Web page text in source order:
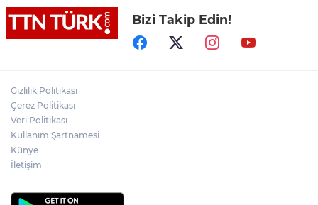
İran: "Umman ile Hürmüz Boğazı’ndaki
deniz ulaşım güzergahının coğrafi
Bizi Takip Edin!
Gizlilik Politikası
Çerez Politikası
Veri Politikası
Kullanım Şartnamesi
Künye
İletişim